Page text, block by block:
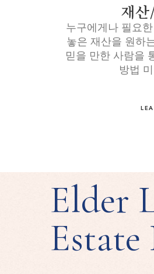
재
누구에게나 필요
놓은 재산을 원하
믿을 만한 사람을
방법
Elder